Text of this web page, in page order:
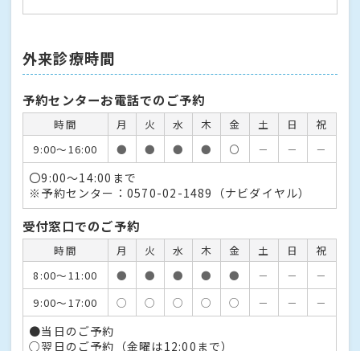
外来診療時間
予約センターお電話でのご予約
時間 月 火 水 木 金 土 日
祝
9:00〜16:00
● ● ● ● 〇 － － －
〇9:00～14:00まで
※予約センター：0570-02-1489（ナビダイヤル）
受付窓口でのご予約
時間 月 火 水 木 金 土 日
祝
8:00〜11:00
● ● ● ● ● － －
－
9:00〜17:00
○ ○ ○ ○ ○ － － －
●当日のご予約
○翌日のご予約（金曜は12:00まで）